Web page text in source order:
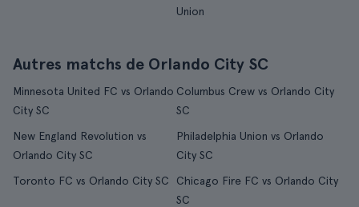
Union
Autres matchs de Orlando City SC
Minnesota United FC vs Orlando
City SC
Columbus Crew vs Orlando City
SC
New England Revolution vs
Orlando City SC
Philadelphia Union vs Orlando
City SC
Toronto FC vs Orlando City SC
Chicago Fire FC vs Orlando City
SC